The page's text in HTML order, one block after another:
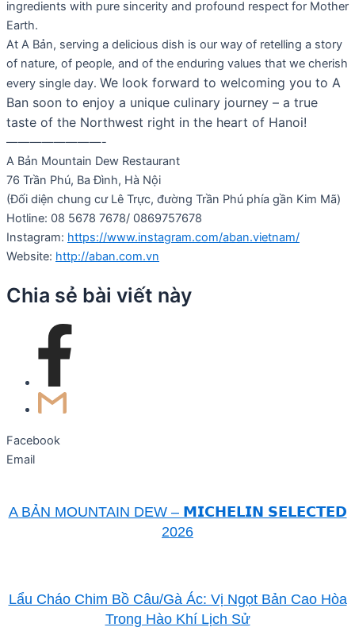
ingredients with pure sincerity and profound respect for Mother
Earth.
At A Bản, serving a delicious dish is our way of retelling a story
of nature, of people, and of the enduring values that we cherish
every single day. We look forward to welcoming you to A
Ban soon to enjoy a unique culinary journey – a true
taste of the Northwest right in the heart of Hanoi!
————————-
A Bản Mountain Dew Restaurant
76 Trần Phú, Ba Đình, Hà Nội
(Đối diện chung cư Lê Trực, đường Trần Phú phía gần Kim Mã)
Hotline: 08 5678 7678/ 0869757678
Instagram: https://www.instagram.com/aban.vietnam/
Website: http://aban.com.vn
Chia sẻ bài viết này
Facebook
Email
A BẢN MOUNTAIN DEW – 𝗠𝗜𝗖𝗛𝗘𝗟𝗜𝗡 𝗦𝗘𝗟𝗘𝗖𝗧𝗘𝗗
2026
Lẩu Cháo Chim Bồ Câu/Gà Ác: Vị Ngọt Bản Cao Hòa
Trong Hào Khí Lịch Sử